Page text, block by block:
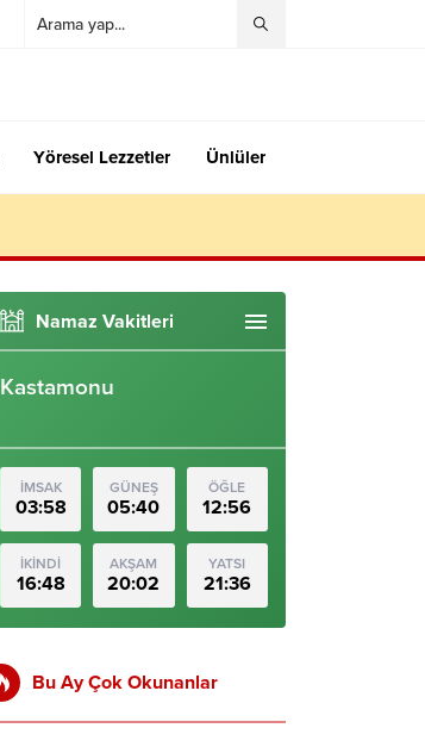
Yöresel Lezzetler Ünlüler
Namaz Vakitleri
Kastamonu
İMSAK
03:58
GÜNEŞ
05:40
ÖĞLE
12:56
İKİNDİ
16:48
AKŞAM
20:02
YATSI
21:36
Bu Ay Çok Okunanlar